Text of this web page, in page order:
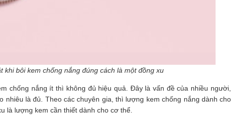
khi bôi kem chống nắng đúng cách là một đồng xu
chống nắng ít thì không đủ hiệu quả. Đây là vấn đề của nhiều
nhiêu là đủ. Theo các chuyên gia, thì lượng kem chống nắng dành
là lượng kem cần thiết dành cho cơ thể.